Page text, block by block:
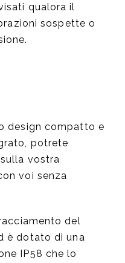
qualora il
sospette o
design compatto e
potrete
vostra
voi senza
del
è dotato di una
IP58 che lo